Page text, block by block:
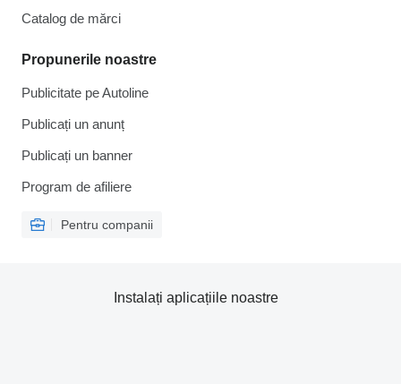
Catalog de mărcі
Propunerile noastre
Publicitate pe Autoline
Publicați un anunț
Publicați un banner
Program de afiliere
Pentru companii
Instalați aplicațiile noastre